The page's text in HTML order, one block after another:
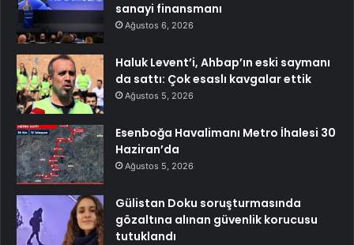
sanayi finansmanı
Ağustos 6, 2026
Haluk Levent’i, Ahbap’ın eski saymanı
da sattı: Çok esaslı kavgalar ettik
Ağustos 5, 2026
Esenboğa Havalimanı Metro İhalesi 30
Haziran’da
Ağustos 5, 2026
Gülistan Doku soruşturmasında
gözaltına alınan güvenlik korucusu
tutuklandı